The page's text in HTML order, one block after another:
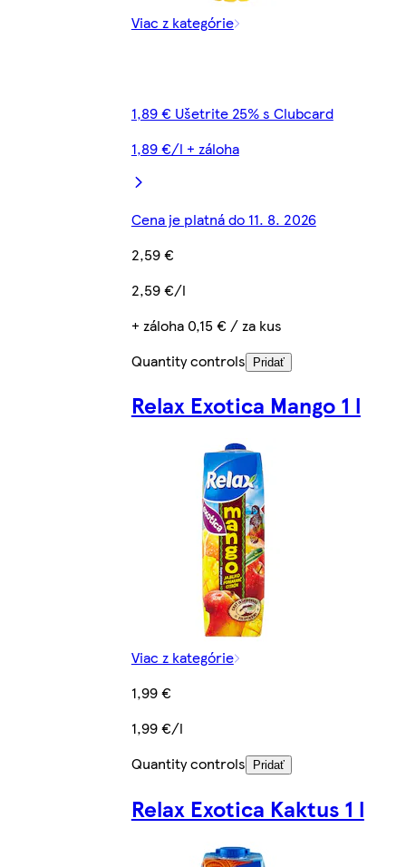
Viac z kategórie
1,89 € Ušetrite 25% s Clubcard
1,89 €/l + záloha
Cena je platná do 11. 8. 2026
2,59 €
2,59 €/l
+ záloha 0,15 € / za kus
Quantity controls
Pridať
Relax Exotica Mango 1 l
Viac z kategórie
1,99 €
1,99 €/l
Quantity controls
Pridať
Relax Exotica Kaktus 1 l